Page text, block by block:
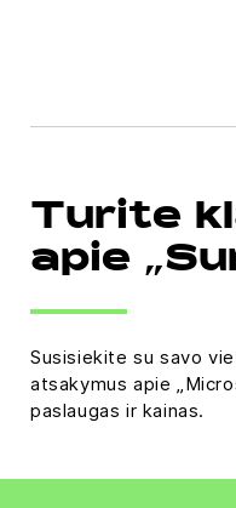
Turite
apie
Susisiekite su savo
atsakymus apie
paslaugas ir kainas.